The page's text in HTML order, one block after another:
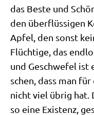
das Beste und
den über­flüs­si­gen
Apfel, den sonst
Flüch­ti­ge, das
und Geschwe­fel ist
schen, dass man
nicht viel übrig hat.
so eine Exi­stenz,